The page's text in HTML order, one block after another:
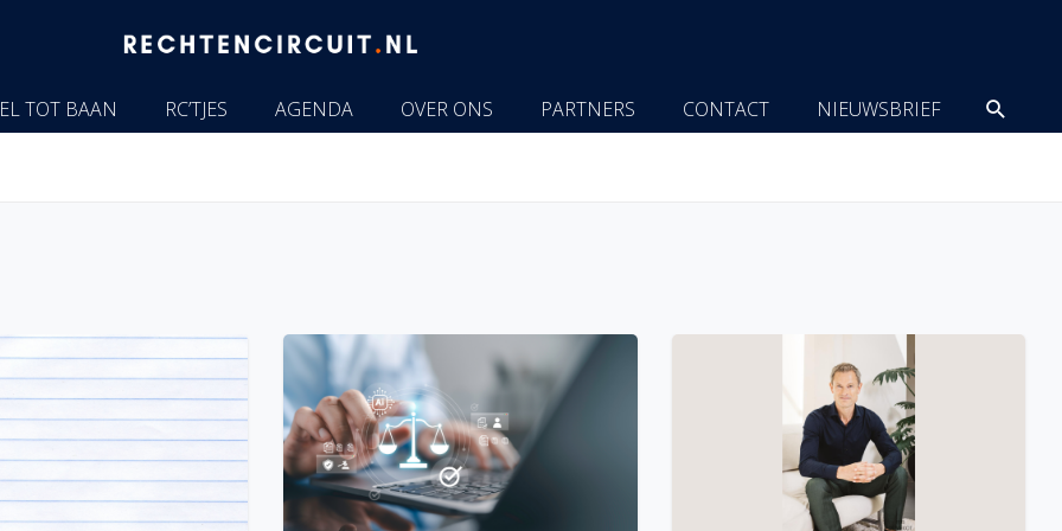
TOT BAAN RC’TJES AGENDA OVER ONS PARTNERS CONTACT NIEUWSBRIEF